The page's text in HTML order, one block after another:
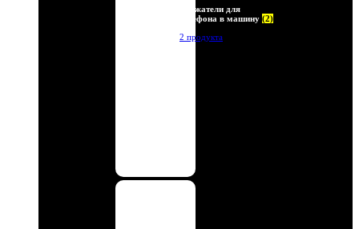
Держатели для
телефона в машину (2)
2 продукта